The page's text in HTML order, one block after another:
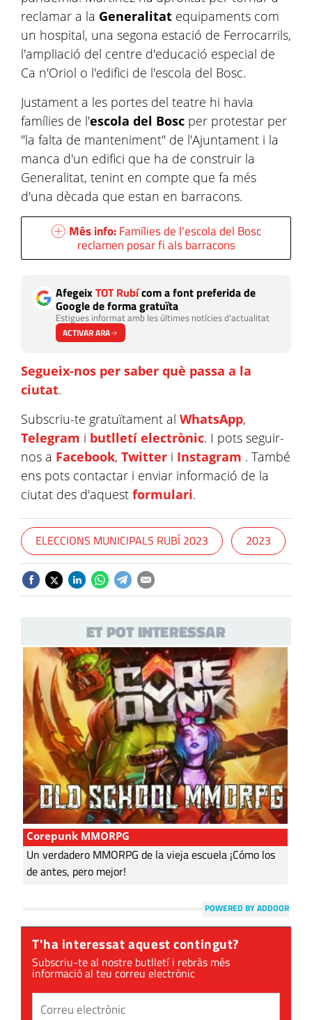
reclamar a la Generalitat equipaments com
un hospital, una segona estació de Ferrocarrils,
l'ampliació del centre d'educació especial de
Ca n'Oriol o l'edifici de l'escola del Bosc.
Justament a les portes del teatre hi havia
famílies de l'escola del Bosc per protestar per
"la falta de manteniment" de l'Ajuntament i la
manca d'un edifici que ha de construir la
Generalitat, tenint en compte que fa més
d'una dècada que estan en barracons.
Més info:Famílies de l'escola del Bosc
reclamen posar fi als barracons
AfegeixTOT Rubícom a font preferida de
Google de forma gratuïta
Estigues informat amb les últimes notícies d'actualitat
ACTIVAR ARA
Segueix-nos per saber què passa a la
ciutat.
Subscriu-te gratuïtament al WhatsApp,
Telegram i butlletí electrònic. I pots seguir-
nos a Facebook, Twitter i Instagram . També
ens pots contactar i enviar informació de la
ciutat des d'aquest formulari.
ELECCIONS MUNICIPALS RUBÍ 2023 2023
ET POT INTERESSAR
Corepunk MMORPG
Un verdadero MMORPG de la vieja escuela ¡Cómo los
de antes, pero mejor!
POWERED BY ADDOOR
T'ha interessat aquest contingut?
Subscriu-te al nostre butlletí i rebràs més
informació al teu correu electrònic